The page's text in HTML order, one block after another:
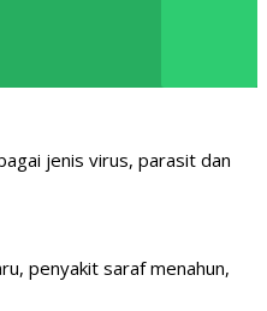
jenis virus, parasit dan
penyakit saraf menahun,